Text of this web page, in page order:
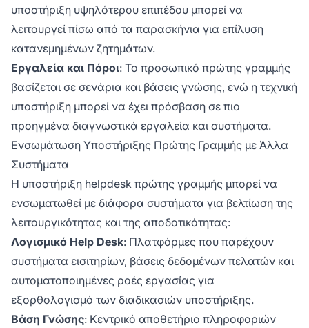
υποστήριξη υψηλότερου επιπέδου μπορεί να
λειτουργεί πίσω από τα παρασκήνια για επίλυση
κατανεμημένων ζητημάτων.
Εργαλεία και Πόροι: Το προσωπικό πρώτης γραμμής
βασίζεται σε σενάρια και βάσεις γνώσης, ενώ η τεχνική
υποστήριξη μπορεί να έχει πρόσβαση σε πιο
προηγμένα διαγνωστικά εργαλεία και συστήματα.
Ενσωμάτωση Υποστήριξης Πρώτης Γραμμής με Άλλα
Συστήματα
Η υποστήριξη helpdesk πρώτης γραμμής μπορεί να
ενσωματωθεί με διάφορα συστήματα για βελτίωση της
λειτουργικότητας και της αποδοτικότητας:
Λογισμικό Help Desk: Πλατφόρμες που παρέχουν
συστήματα εισιτηρίων, βάσεις δεδομένων πελατών και
αυτοματοποιημένες ροές εργασίας για
εξορθολογισμό των διαδικασιών υποστήριξης.
Βάση Γνώσης: Κεντρικό αποθετήριο πληροφοριών